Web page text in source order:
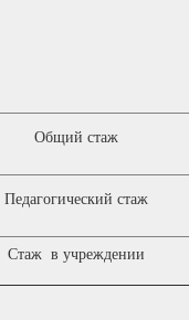
Общий стаж
Педагогический стаж
Стаж в учреждении